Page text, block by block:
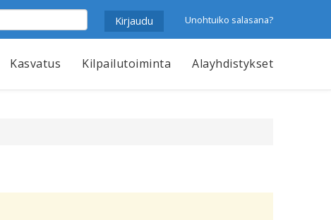
Unohtuiko salasana?
Kasvatus Kilpailutoiminta Alayhdistykset